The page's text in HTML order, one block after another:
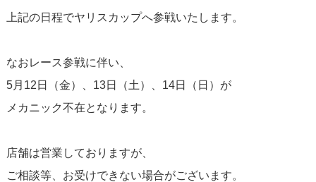
上記の日程でヤリスカップへ参戦いたします。
なおレース参戦に伴い、
5月12日（金）、13日（土）、14日（日）が
メカニック不在となります。
店舗は営業しておりますが、
ご相談等、お受けできない場合がございます。